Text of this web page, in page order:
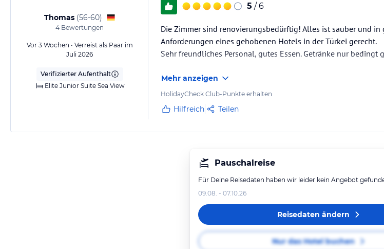
Thomas (56-60)
4 Bewertungen
Vor 3 Wochen • Verreist als Paar im
Juli 2026
Verifizierter Aufenthalt
Elite Junior Suite Sea View
5 / 6
Die Zimmer sind renovierungsbedürftig! Alles ist sauber und
Anforderungen eines gehobenen Hotels in der Türkei gerecht.
Sehr freundliches Personal, gutes Essen. Getränke nur bedingt
Mehr anzeigen
HolidayCheck Club-Punkte erhalten
Hilfreich Teilen
Pauschalreise
Für Deine Reisedaten haben wir leider kein Angebot
09.08. - 07.10.26
Reisedaten ändern
Nur das Hotel buchen